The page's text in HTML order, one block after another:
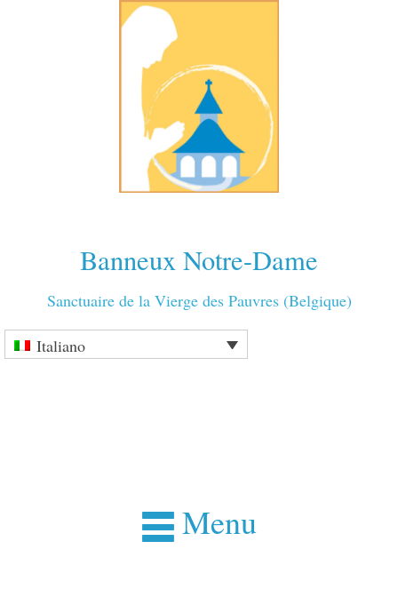
Banneux Notre-Dame
Sanctuaire de la Vierge des Pauvres (Belgique)
Italiano
Menu